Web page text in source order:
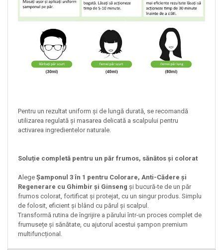
Pentru un rezultat uniform și de lungă durată, se recomandă
utilizarea regulată și masarea delicată a scalpului pentru
activarea ingredientelor naturale.
Soluție completă pentru un păr frumos, sănătos și colorat
Alege Șamponul 3 în 1 pentru Colorare, Anti-Cădere și
Regenerare cu Ghimbir și Ginseng și bucură-te de un păr
frumos colorat, fortificat și protejat, cu un singur produs. Simplu
de folosit, eficient și blând cu părul și scalpul.
Transformă rutina de îngrijire a părului într-un proces complet de
frumusețe și sănătate, cu ajutorul acestui șampon premium
multifuncțional.